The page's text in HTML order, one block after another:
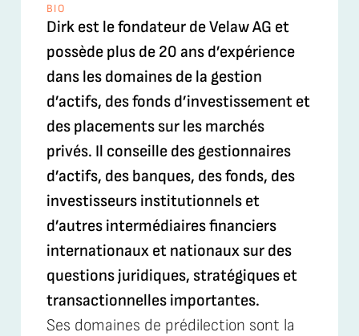
BIO
Dirk est le fondateur de Velaw AG et
possède plus de 20 ans d’expérience
dans les domaines de la gestion
d’actifs, des fonds d’investissement et
des placements sur les marchés
privés. Il conseille des gestionnaires
d’actifs, des banques, des fonds, des
investisseurs institutionnels et
d’autres intermédiaires financiers
internationaux et nationaux sur des
questions juridiques, stratégiques et
transactionnelles importantes.
Ses domaines de prédilection sont la